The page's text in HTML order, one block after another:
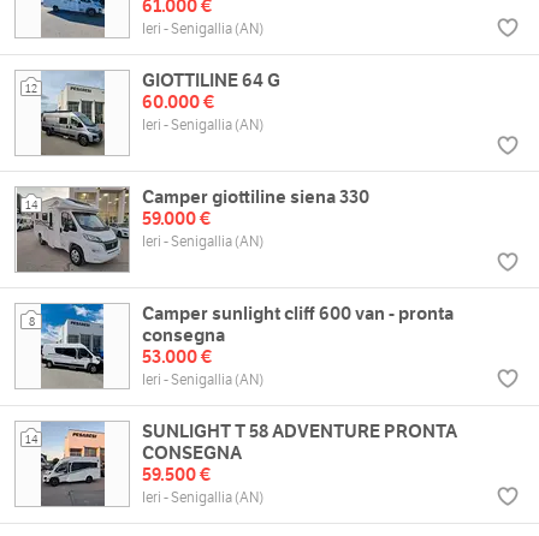
61.000 €
Ieri - Senigallia (AN)
12
GIOTTILINE 64 G
60.000 €
Ieri - Senigallia (AN)
14
Camper giottiline siena 330
59.000 €
Ieri - Senigallia (AN)
8
Camper sunlight cliff 600 van - pronta
consegna
53.000 €
Ieri - Senigallia (AN)
14
SUNLIGHT T 58 ADVENTURE PRONTA
CONSEGNA
59.500 €
Ieri - Senigallia (AN)